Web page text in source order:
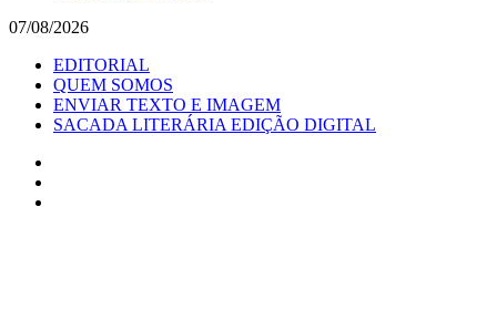
07/08/2026
EDITORIAL
QUEM SOMOS
ENVIAR TEXTO E IMAGEM
SACADA LITERÁRIA EDIÇÃO DIGITAL